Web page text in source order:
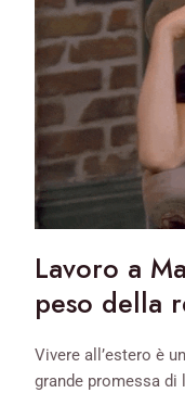
Lavoro a
peso della
Vivere all’estero è
grande promessa di